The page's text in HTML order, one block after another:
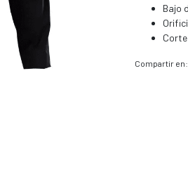
Bajo
Compartir en: